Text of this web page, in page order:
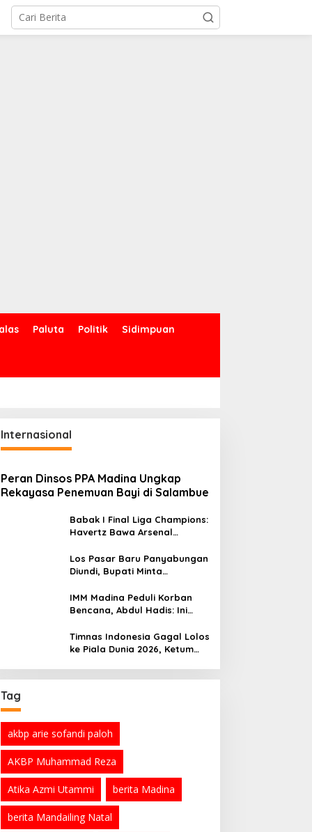
Paluta Politik Sidimpuan
Seret Nama ‘Tuan Muda’,
Paksa Tambang Emas
Ilegal
Internasional
Peran Dinsos PPA Madina Ungkap
Rekayasa Penemuan Bayi di Salambue
Babak I Final Liga Champions:
Havertz Bawa Arsenal
Los Pasar Baru Panyabungan
Diundi, Bupati Minta
Ramadan
IMM Madina Peduli Korban
Bencana, Abdul Hadis: Ini
Organisasi
Timnas Indonesia Gagal Lolos
ke Piala Dunia 2026, Ketum
Tag
akbp arie sofandi paloh
AKBP Muhammad Reza
Atika Azmi Utammi berita Madina
berita Mandailing Natal